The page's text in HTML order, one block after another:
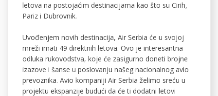
letova na postojaćim destinacijama kao što su Cirih,
Pariz i Dubrovnik.
Uvođenjem novih destinacija, Air Serbia će u svojoj
mreži imati 49 direktnih letova. Ovo je interesantna
odluka rukovodstva, koje će zasigurno doneti brojne
izazove i šanse u poslovanju našeg nacionalnog avio
prevoznika. Avio kompaniji Air Serbia želimo sreću u
projektu ekspanzije budući da će ti dodatni letovi